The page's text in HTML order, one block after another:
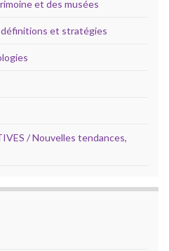
et des musées
et stratégies
/ Nouvelles tendances,